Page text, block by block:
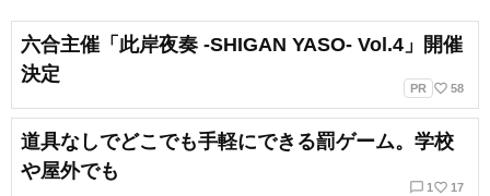
六合主催「此岸夜奏 -SHIGAN YASO- Vol.4」開催
決定
PR favorite_border 58
道具なしでどこでも手軽にできる罰ゲーム。学校
や屋外でも
chat_bubble_outline 1 favorite_border 17